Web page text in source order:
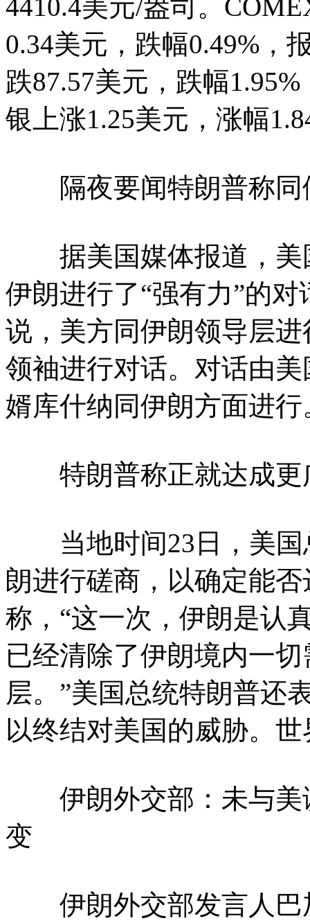
4410.4美元/盎司。
0.34美元，跌幅0.49%，
跌87.57美元，跌幅
银上涨1.25美元，涨幅
隔夜要闻特朗普称同
据美国媒体报道，美
伊朗进行了“强有力”的
说，美方同伊朗领导层
领袖进行对话。对话由
婿库什纳同伊朗方面进行
特朗普称正就达成更
当地时间23日，美国
朗进行磋商，以确定能
称，“这一次，伊朗是认
已经清除了伊朗境内一
层。”美国总统特朗普还
以终结对美国的威胁。
伊朗外交部：未与美
变
伊朗外交部发言人巴